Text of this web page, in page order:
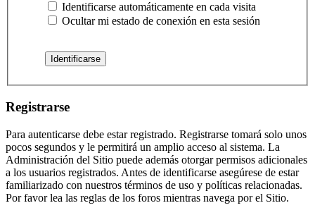
Identificarse automáticamente en cada visita
Ocultar mi estado de conexión en esta sesión
Registrarse
Para autenticarse debe estar registrado. Registrarse tomará solo unos
pocos segundos y le permitirá un amplio acceso al sistema. La
Administración del Sitio puede además otorgar permisos adicionales
a los usuarios registrados. Antes de identificarse asegúrese de estar
familiarizado con nuestros términos de uso y políticas relacionadas.
Por favor lea las reglas de los foros mientras navega por el Sitio.